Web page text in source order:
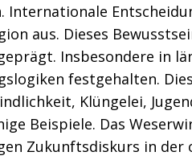
Internationale
aus. Dieses
Insbesondere in
festgehalten.
Klüngelei,
Beispiele. Das
Zukunftsdiskurs in der